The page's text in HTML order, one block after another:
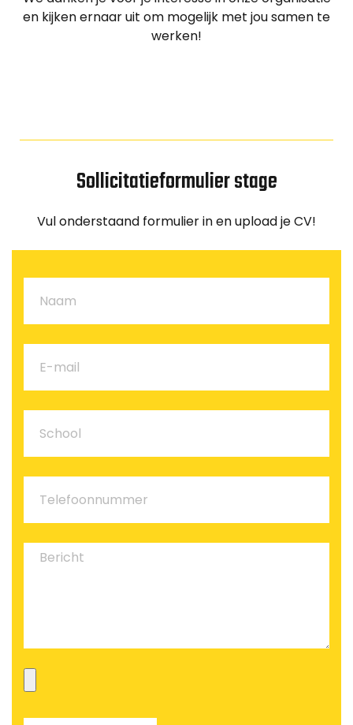
en kijken ernaar uit om mogelijk met jou samen te
werken!
Sollicitatieformulier stage
Vul onderstaand formulier in en upload je CV!